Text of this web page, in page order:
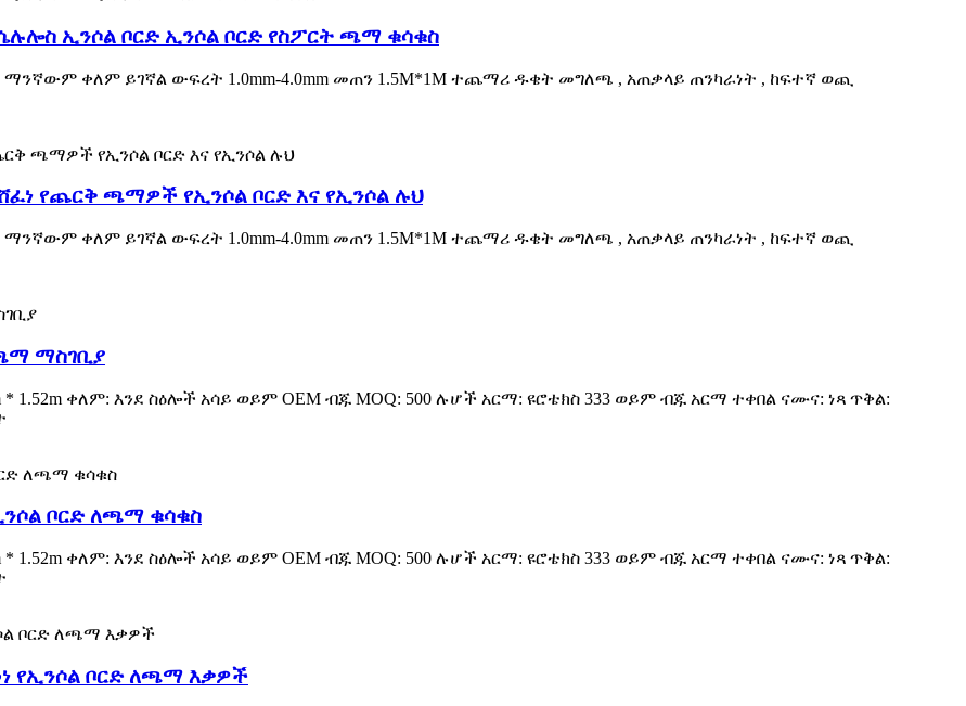
ኢንሶል ቦርድ ኢንሶል ቦርድ የስፖርት ጫማ ቁሳቁስ
ቀለም ይገኛል ውፍረት 1.0mm-4.0mm መጠን 1.5M*1M ተጨማሪ ዱቄት መግለጫ , አጠቃላይ ጠንካራነት , ከፍተኛ ወጪ
የጨርቅ ጫማዎች የኢንሶል ቦርድ እና የኢንሶል ሉህ
ቀለም ይገኛል ውፍረት 1.0mm-4.0mm መጠን 1.5M*1M ተጨማሪ ዱቄት መግለጫ , አጠቃላይ ጠንካራነት , ከፍተኛ ወጪ
ማስገቢያ
* 1.52m ቀለም: እንደ ስዕሎች አሳይ ወይም OEM ብጁ MOQ: 500 ሉሆች አርማ: ዩሮቴክስ 333 ወይም ብጁ አርማ ተቀበል ናሙና: ነጻ ጥቅል:
ቦርድ ለጫማ ቁሳቁስ
* 1.52m ቀለም: እንደ ስዕሎች አሳይ ወይም OEM ብጁ MOQ: 500 ሉሆች አርማ: ዩሮቴክስ 333 ወይም ብጁ አርማ ተቀበል ናሙና: ነጻ ጥቅል:
የኢንሶል ቦርድ ለጫማ እቃዎች